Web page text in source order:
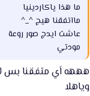
ما هذا ياكاردينيا
مااتفقنا هيج ^_^
عاشت ايدج صور روعة
مودتي
هههه اَي متفقنا بس
وياهلا